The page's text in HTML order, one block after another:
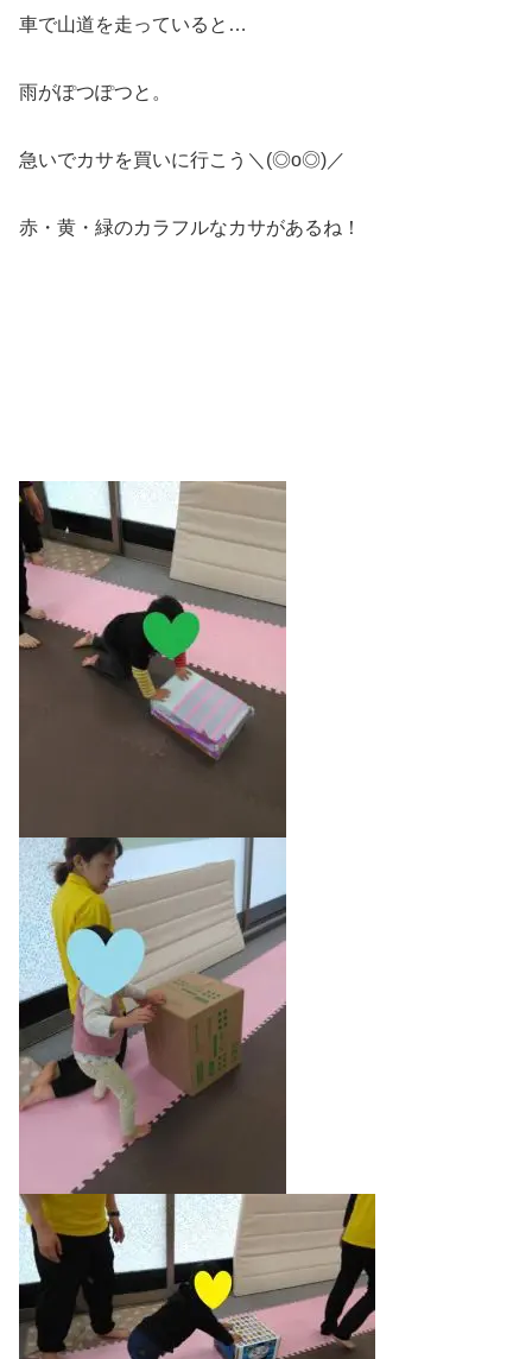
車で山道を走っていると…
雨がぽつぽつと。
急いでカサを買いに行こう＼(◎o◎)／
赤・黄・緑のカラフルなカサがあるね！